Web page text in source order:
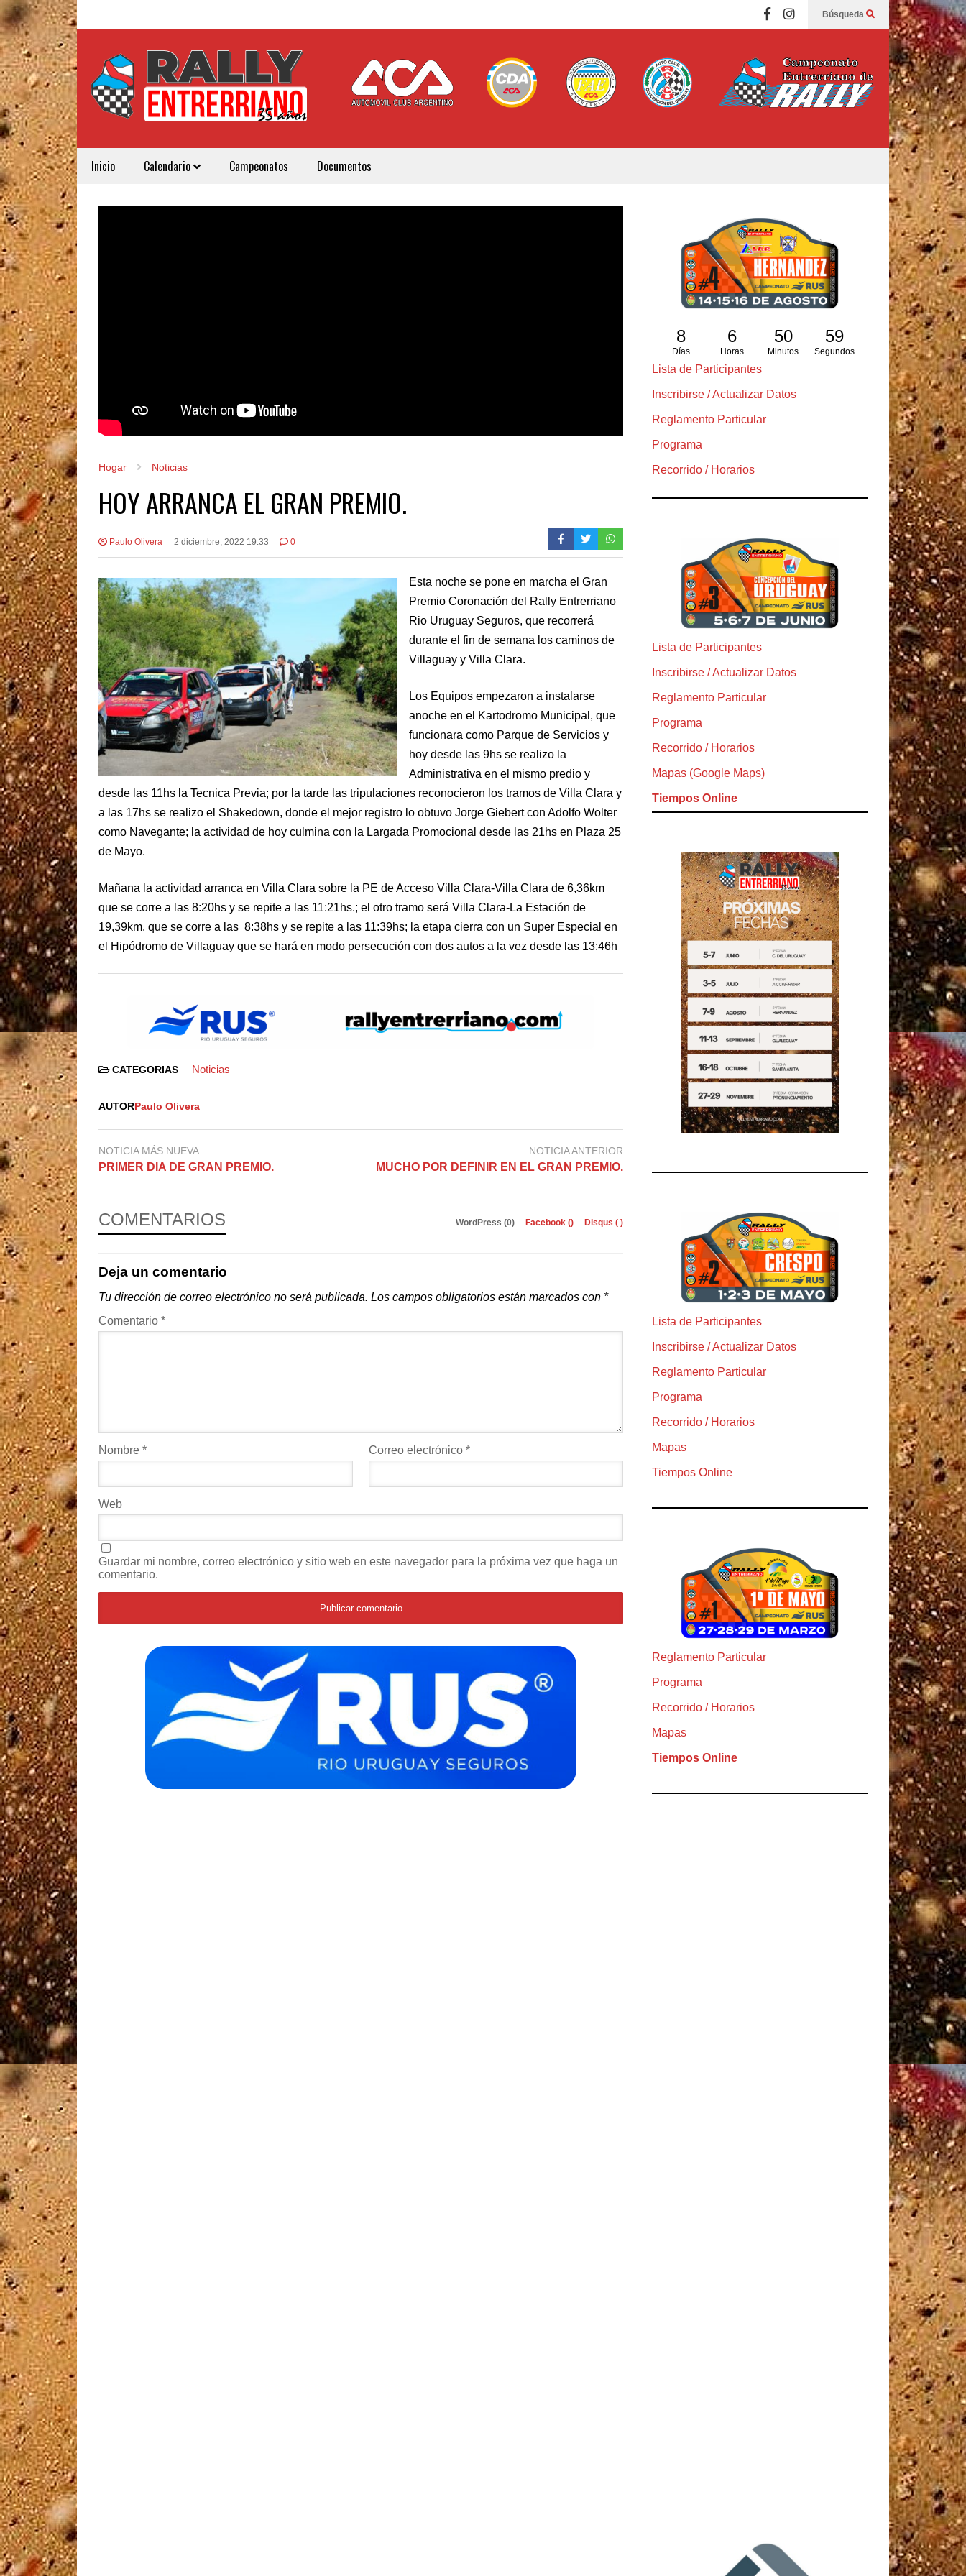
Búsqueda
Inicio Calendario Campeonatos Documentos
Hogar Noticias
HOY ARRANCA EL GRAN PREMIO.
Paulo Olivera 2 diciembre, 2022 19:33 0
Esta noche se pone en marcha el Gran
Premio Coronación del Rally Entrerriano
Rio Uruguay Seguros, que recorrerá
durante el fin de semana los caminos de
Villaguay y Villa Clara.
Los Equipos empezaron a instalarse
anoche en el Kartodromo Municipal, que
funcionara como Parque de Servicios y
hoy desde las 9hs se realizo la
Administrativa en el mismo predio y
desde las 11hs la Tecnica Previa; por la tarde las tripulaciones reconocieron los tramos de Villa Clara y
a las 17hs se realizo el Shakedown, donde el mejor registro lo obtuvo Jorge Giebert con Adolfo Wolter
como Navegante; la actividad de hoy culmina con la Largada Promocional desde las 21hs en Plaza 25
de Mayo.
Mañana la actividad arranca en Villa Clara sobre la PE de Acceso Villa Clara-Villa Clara de 6,36km
que se corre a las 8:20hs y se repite a las 11:21hs.; el otro tramo será Villa Clara-La Estación de
19,39km. que se corre a las 8:38hs y se repite a las 11:39hs; la etapa cierra con un Super Especial en
el Hipódromo de Villaguay que se hará en modo persecución con dos autos a la vez desde las 13:46h
CATEGORIAS Noticias
AUTOR Paulo Olivera
NOTICIA MÁS NUEVA
PRIMER DIA DE GRAN PREMIO.
NOTICIA ANTERIOR
MUCHO POR DEFINIR EN EL GRAN PREMIO.
COMENTARIOS WordPress (0) Facebook () Disqus ( )
Deja un comentario
Tu dirección de correo electrónico no será publicada. Los campos obligatorios están marcados con *
Comentario *
Nombre * Correo electrónico *
Web
Guardar mi nombre, correo electrónico y sitio web en este navegador para la próxima vez que haga un
comentario.
8
Días
6
Horas
50
Minutos
57
Segundos
Lista de Participantes
Inscribirse / Actualizar Datos
Reglamento Particular
Programa
Recorrido / Horarios
Lista de Participantes
Inscribirse / Actualizar Datos
Reglamento Particular
Programa
Recorrido / Horarios
Mapas (Google Maps)
Tiempos Online
Lista de Participantes
Inscribirse / Actualizar Datos
Reglamento Particular
Programa
Recorrido / Horarios
Mapas
Tiempos Online
Reglamento Particular
Programa
Recorrido / Horarios
Mapas
Tiempos Online